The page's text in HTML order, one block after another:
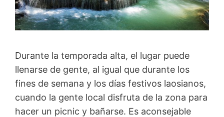
Durante la temporada alta, el lugar puede
llenarse de gente, al igual que durante los
fines de semana y los días festivos laosianos,
cuando la gente local disfruta de la zona para
hacer un picnic y bañarse. Es aconsejable